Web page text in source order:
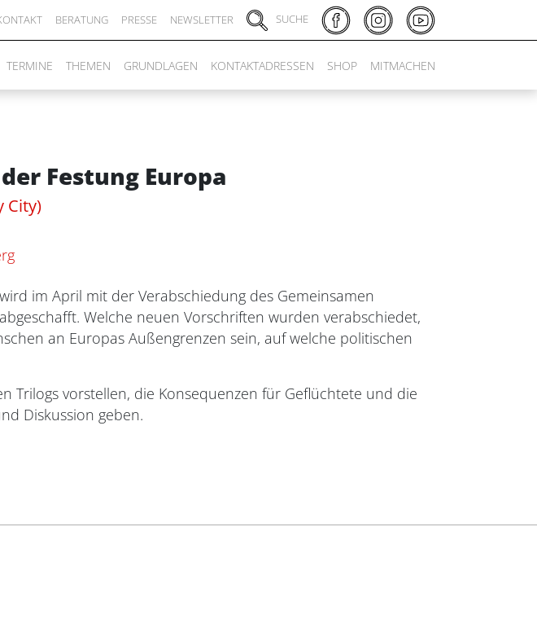
BERATUNG PRESSE NEWSLETTER SUCHE
TERMINE THEMEN GRUNDLAGEN KONTAKTADRESSEN SHOP MITMACHEN
Festung Europa
City)
im April mit der Verabschiedung des Gemeinsamen
Welche neuen Vorschriften wurden verabschiedet,
an Europas Außengrenzen sein, auf welche politischen
Trilogs vorstellen, die Konsequenzen für Geflüchtete und die
Diskussion geben.